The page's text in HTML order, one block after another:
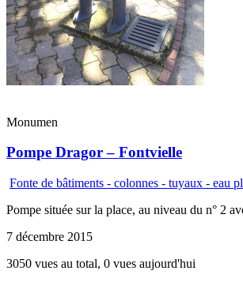
Monumen
Pompe Dragor – Fontvielle
Fonte de bâtiments - colonnes - tuyaux - eau
Pompe située sur la place, au niveau du n° 2
7 décembre 2015
3050 vues au total, 0 vues aujourd'hui